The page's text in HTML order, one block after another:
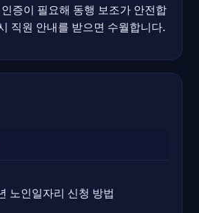
증이 필요해 동행 보조가 안전합
직원 안내를 받으면 수월합니다.
노인일자리 신청 방법